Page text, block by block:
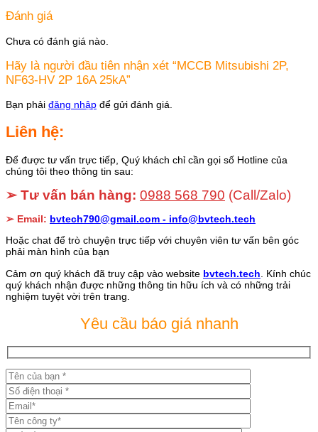
Đánh giá
Chưa có đánh giá nào.
Hãy là người đầu tiên nhận xét “MCCB Mitsubishi 2P,
NF63-HV 2P 16A 25kA”
Bạn phải đăng nhập để gửi đánh giá.
Liên hệ:
Để được tư vấn trực tiếp, Quý khách chỉ cần gọi số Hotline của
chúng tôi theo thông tin sau:
➢ Tư vấn bán hàng: 0988 568 790 (Call/Zalo)
➢ Email: bvtech790@gmail.com - info@bvtech.tech
Hoặc chat để trò chuyện trực tiếp với chuyên viên tư vấn bên góc
phải màn hình của bạn
Cảm ơn quý khách đã truy cập vào website bvtech.tech . Kính chúc
quý khách nhận được những thông tin hữu ích và có những trải
nghiệm tuyệt vời trên trang.
Yêu cầu báo giá nhanh